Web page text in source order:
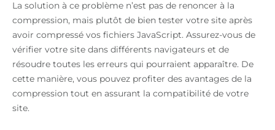
La solution à ce problème n’est pas de renoncer à la
compression, mais plutôt de bien tester votre site après
avoir compressé vos fichiers JavaScript. Assurez-vous de
vérifier votre site dans différents navigateurs et de
résoudre toutes les erreurs qui pourraient apparaître. De
cette manière, vous pouvez profiter des avantages de la
compression tout en assurant la compatibilité de votre
site.